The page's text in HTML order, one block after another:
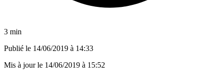
3 min
Publié le 14/06/2019 à 14:33
Mis à jour le 14/06/2019 à 15:52